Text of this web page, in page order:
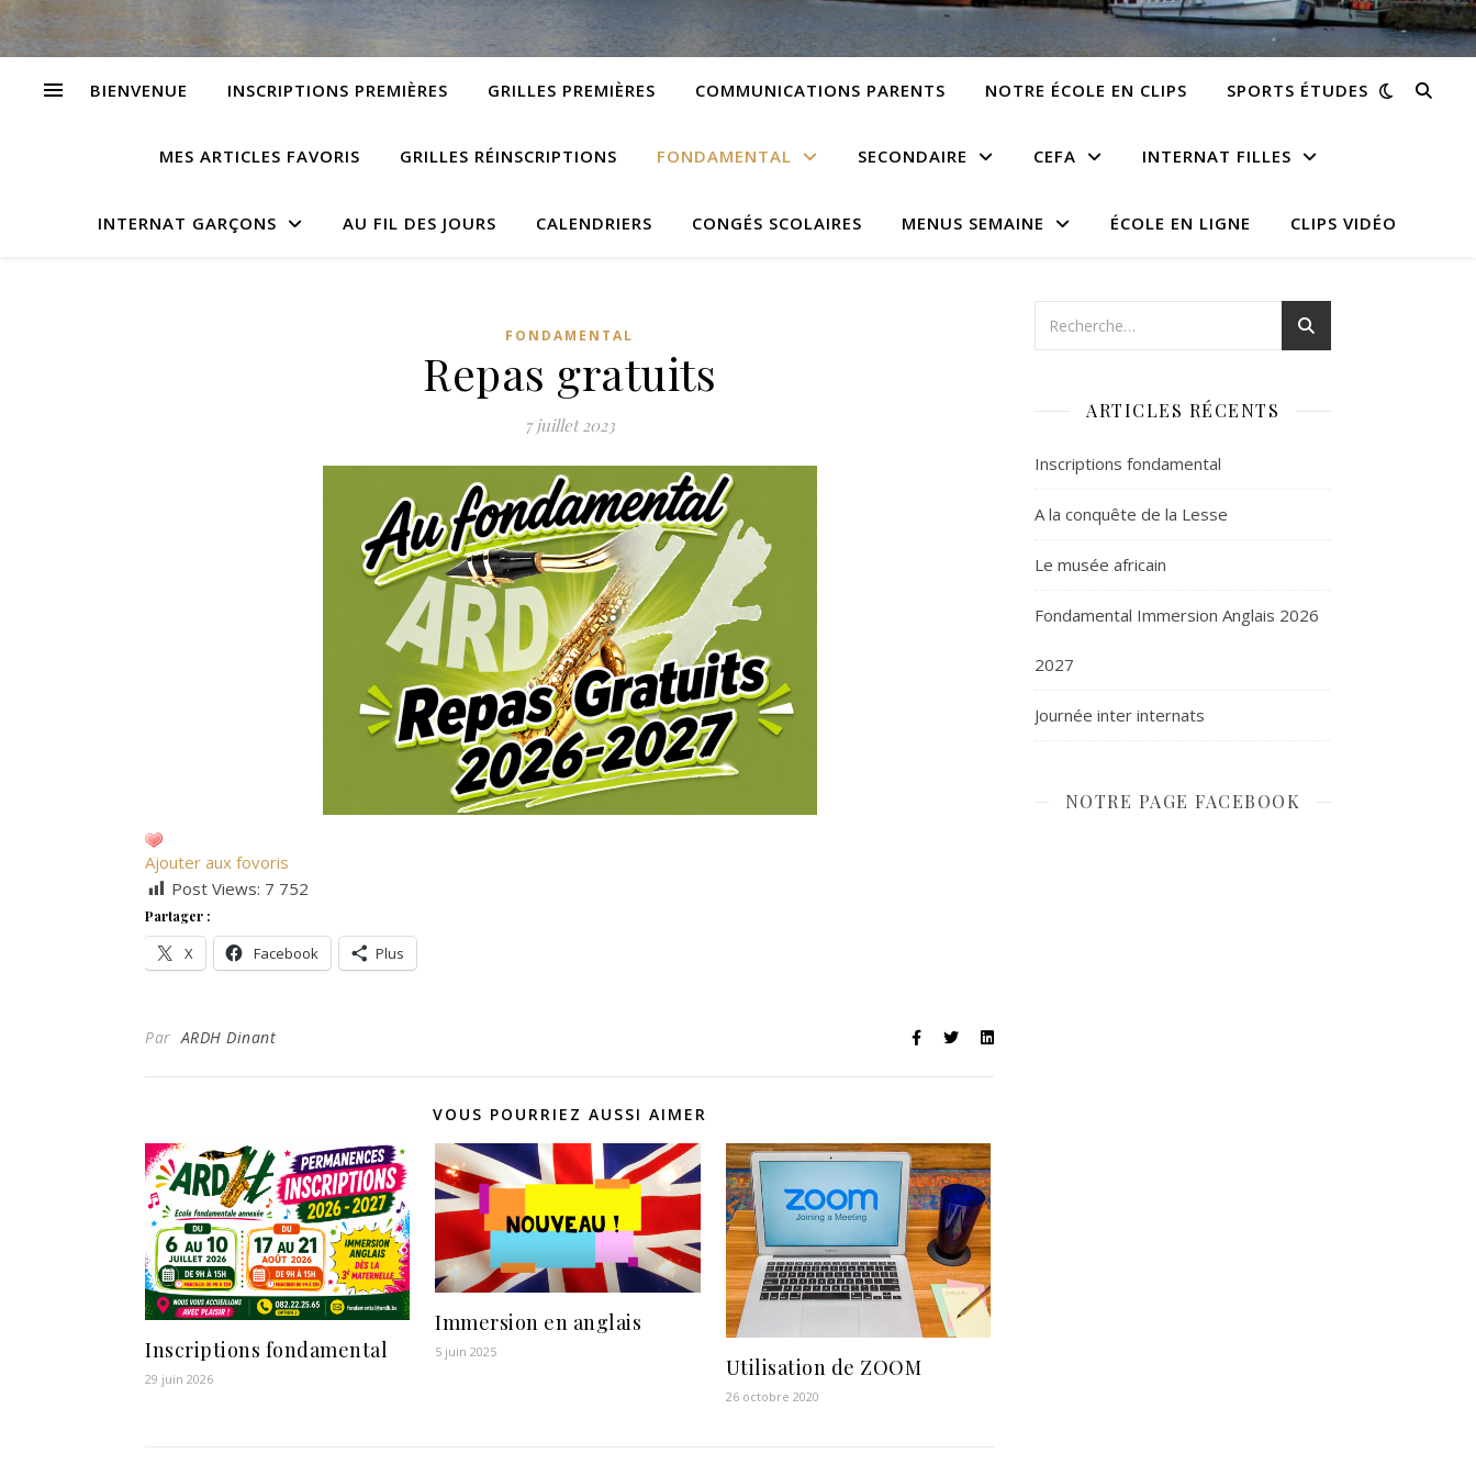
BIENVENUE INSCRIPTIONS PREMIÈRES GRILLES PREMIÈRES COMMUNICATIONS PARENTS NOTRE ÉCOLE EN CLIPS SPORTS ÉTUDES
MES ARTICLES FAVORIS GRILLES RÉINSCRIPTIONS FONDAMENTAL SECONDAIRE CEFA INTERNAT FILLES
INTERNAT GARÇONS AU FIL DES JOURS CALENDRIERS CONGÉS SCOLAIRES MENUS SEMAINE ÉCOLE EN LIGNE CLIPS VIDÉO
FONDAMENTAL
Repas gratuits
7 juillet 2023
Ajouter aux fovoris
Post Views: 7 752
Partager :
X Facebook Plus
ParARDH Dinant
VOUS POURRIEZ AUSSI AIMER
Inscriptions fondamental
29 juin 2026
Immersion en anglais
5 juin 2025
Utilisation de ZOOM
26 octobre 2020
ARTICLES RÉCENTS
Inscriptions fondamental
A la conquête de la Lesse
Le musée africain
Fondamental Immersion Anglais 2026
2027
Journée inter internats
NOTRE PAGE FACEBOOK